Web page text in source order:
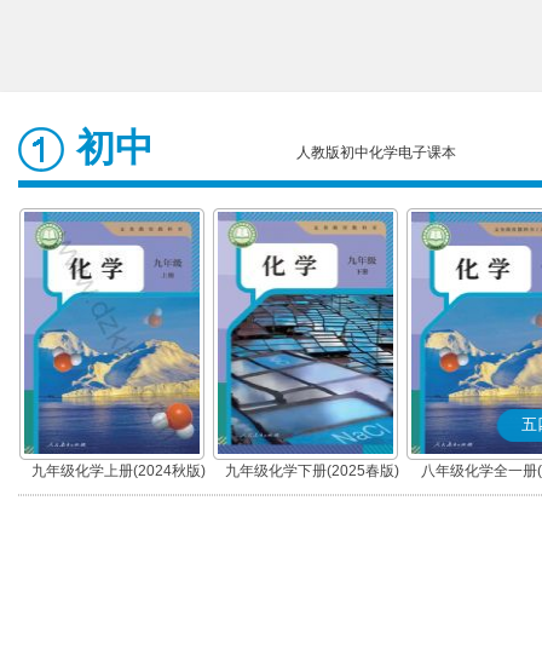
初中 人教版初中化学电子课本
九年级化学上册(2024秋版) 九年级化学下册(2025春版)
五
八年级化学全一册
版)